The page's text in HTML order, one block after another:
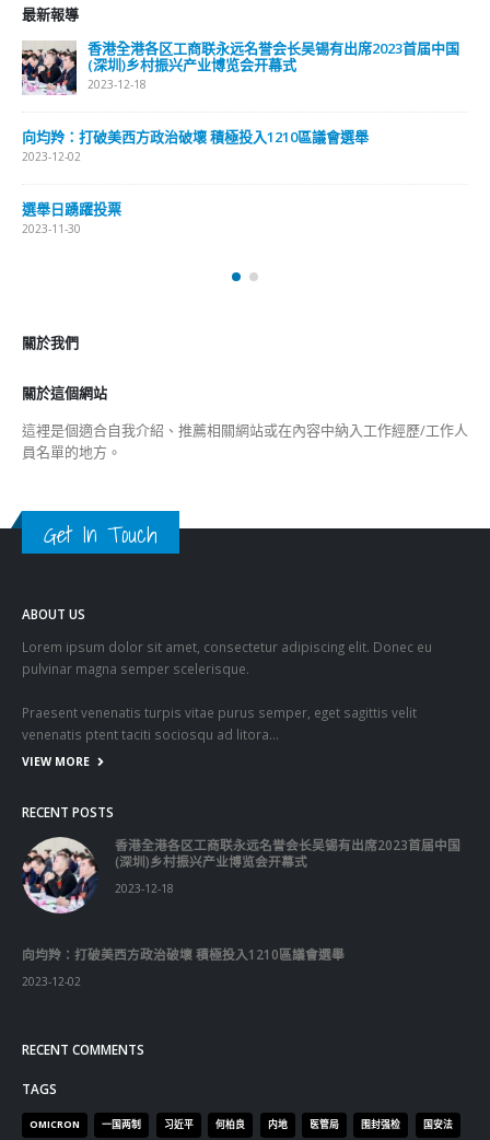
最新報導
香港全港各区工商联永远名誉会长吴锡有出席2023首届中国
(深圳)乡村振兴产业博览会开幕式
2023-12-18
向均羚：打破美西方政治破壞 積極投入1210區議會選舉
2023-12-02
選舉日踴躍投票
2023-11-30
關於我們
關於這個網站
這裡是個適合自我介紹、推薦相關網站或在內容中納入工作經歷/工作人
員名單的地方。
Get In Touch
ABOUT US
Lorem ipsum dolor sit amet, consectetur adipiscing elit. Donec eu
pulvinar magna semper scelerisque.
Praesent venenatis turpis vitae purus semper, eget sagittis velit
venenatis ptent taciti sociosqu ad litora…
VIEW MORE
RECENT POSTS
香港全港各区工商联永远名誉会长吴锡有出席2023首届中国
(深圳)乡村振兴产业博览会开幕式
2023-12-18
向均羚：打破美西方政治破壞 積極投入1210區議會選舉
2023-12-02
RECENT COMMENTS
TAGS
OMICRON 一国两制 习近平 何柏良 内地 医管局 围封强检 国安法